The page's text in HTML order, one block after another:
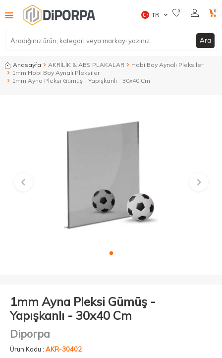
Ara
TR 0 0
Anasayfa AKRİLİK & ABS PLAKALAR
Hobi Boy Aynalı Pleksiler
1mm Hobi Boy Aynalı Pleksiler
1mm Ayna Pleksi Gümüş - Yapışkanlı - 30x40 Cm
1mm Ayna Pleksi Gümüş -
Yapışkanlı - 30x40 Cm
Diporpa
Ürün Kodu : AKR-30402